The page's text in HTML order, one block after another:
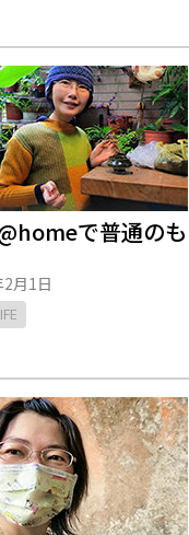
で普通の
月1日